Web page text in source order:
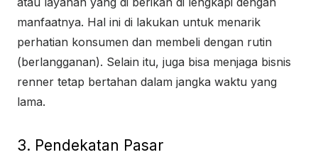
manfaatnya. Hal ini di lakukan untuk menarik
perhatian konsumen dan membeli dengan rutin
(berlangganan). Selain itu, juga bisa menjaga bisnis
renner tetap bertahan dalam jangka waktu yang
lama.
3. Pendekatan Pasar